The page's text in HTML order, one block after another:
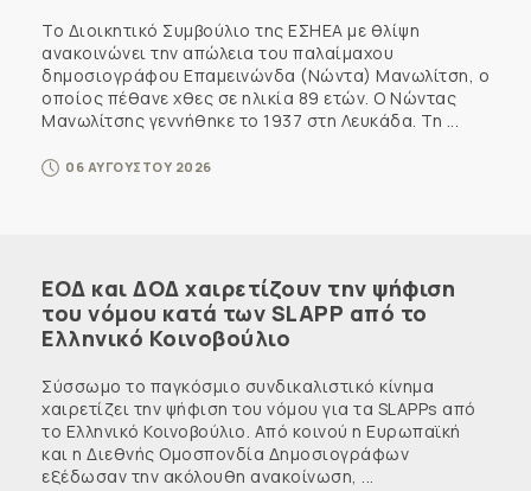
Το Διοικητικό Συμβούλιο της ΕΣΗΕΑ με θλίψη
ανακοινώνει την απώλεια του παλαίμαχου
δημοσιογράφου Επαμεινώνδα (Νώντα) Μανωλίτση, ο
οποίος πέθανε χθες σε ηλικία 89 ετών. Ο Νώντας
Μανωλίτσης γεννήθηκε το 1937 στη Λευκάδα. Τη ...
06 ΑΥΓΟΥΣΤΟΥ 2026
ΕΟΔ και ΔΟΔ χαιρετίζουν την ψήφιση
του νόμου κατά των SLAPP από το
Ελληνικό Κοινοβούλιο
Σύσσωμο το παγκόσμιο συνδικαλιστικό κίνημα
χαιρετίζει την ψήφιση του νόμου για τα SLAPPs από
το Ελληνικό Κοινοβούλιο. Από κοινού η Ευρωπαϊκή
και η Διεθνής Ομοσπονδία Δημοσιογράφων
εξέδωσαν την ακόλουθη ανακοίνωση, ...